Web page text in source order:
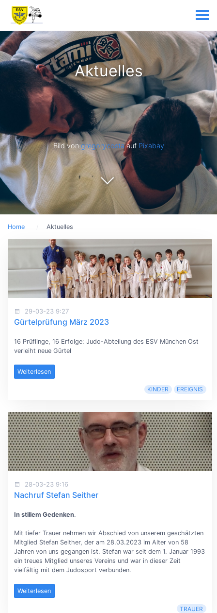
Aktuelles
Bild vongregorycostaauf Pixabay
Home Aktuelles
29-03-23 9:27
Gürtelprüfung März 2023
16 Prüflinge, 16 Erfolge: Judo-Abteilung des ESV München Ost
verleiht neue Gürtel
Weiterlesen
KINDER EREIGNIS
28-03-23 9:16
Nachruf Stefan Seither
In stillem Gedenken.
Mit tiefer Trauer nehmen wir Abschied von unserem geschätzten
Mitglied Stefan Seither, der am 28.03.2023 im Alter von 58
Jahren von uns gegangen ist. Stefan war seit dem 1. Januar 1993
ein treues Mitglied unseres Vereins und war in dieser Zeit
vielfältig mit dem Judosport verbunden.
Weiterlesen
TRAUER